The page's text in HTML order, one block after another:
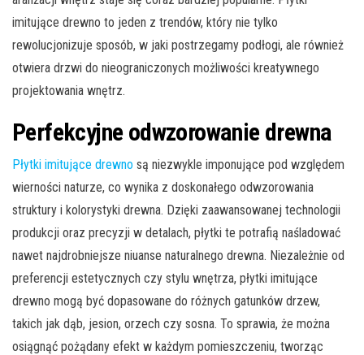
imitujące drewno to jeden z trendów, który nie tylko
rewolucjonizuje sposób, w jaki postrzegamy podłogi, ale również
otwiera drzwi do nieograniczonych możliwości kreatywnego
projektowania wnętrz.
Perfekcyjne odwzorowanie drewna
Płytki imitujące drewno są niezwykle imponujące pod względem
wierności naturze, co wynika z doskonałego odwzorowania
struktury i kolorystyki drewna. Dzięki zaawansowanej technologii
produkcji oraz precyzji w detalach, płytki te potrafią naśladować
nawet najdrobniejsze niuanse naturalnego drewna. Niezależnie od
preferencji estetycznych czy stylu wnętrza, płytki imitujące
drewno mogą być dopasowane do różnych gatunków drzew,
takich jak dąb, jesion, orzech czy sosna. To sprawia, że można
osiągnąć pożądany efekt w każdym pomieszczeniu, tworząc